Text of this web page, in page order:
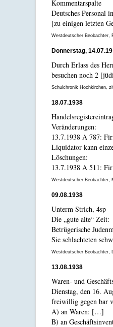
Kommentarspalte
Deutsches Personal
[zu einigen letzten
Westdeutscher Beobachter,
Donnerstag,
Durch Erlass des
besuchen noch 2
Schulchronik Hochkirchen,
18.07.1938
Veränderungen:
13.7.1938 A 787:
Liquidator kann
Löschungen:
13.7.1938 A 511:
Westdeutscher Beobachter,
09.08.1938
Unterm Strich, 4sp
Die „gute alte“ Zeit:
Betrügerische
Sie schlachteten
Westdeutscher Beobachter,
13.08.1938
Waren- und
Dienstag, den 16.
freiwillig gegen bar
A) an Waren: […]
B) an